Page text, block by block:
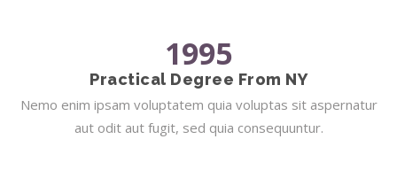
1995
Practical Degree From NY
Nemo enim ipsam voluptatem quia voluptas sit aspernatur
aut odit aut fugit, sed quia consequuntur.